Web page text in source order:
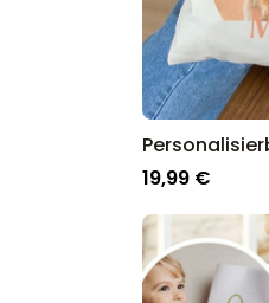
19,99 €